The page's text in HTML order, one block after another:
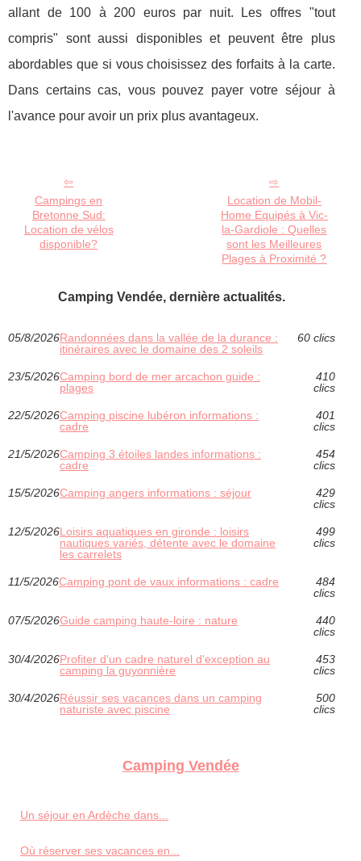
allant de 100 à 200 euros par nuit. Les offres "tout
compris" sont aussi disponibles et peuvent être plus
abordables que si vous choisissez des forfaits à la carte.
Dans certains cas, vous pouvez payer votre séjour à
l'avance pour avoir un prix plus avantageux.
Campings en
Bretonne Sud:
Location de vélos
disponible?
Location de Mobil-
Home Equipés à Vic-
la-Gardiole : Quelles
sont les Meilleures
Plages à Proximité ?
Camping Vendée, dernière actualités.
05/8/2026Randonnées dans la vallée de la durance :
itinéraires avec le domaine des 2 soleils
60 clics
23/5/2026Camping bord de mer arcachon guide :
plages
410
clics
22/5/2026Camping piscine lubéron informations :
cadre
401
clics
21/5/2026Camping 3 étoiles landes informations :
cadre
454
clics
15/5/2026Camping angers informations : séjour
429
clics
12/5/2026Loisirs aquatiques en gironde : loisirs
nautiques variés, détente avec le domaine
les carrelets
499
clics
11/5/2026Camping pont de vaux informations : cadre
484
clics
07/5/2026Guide camping haute-loire : nature
440
clics
30/4/2026Profiter d'un cadre naturel d'exception au
camping la guyonnière
453
clics
30/4/2026Réussir ses vacances dans un camping
naturiste avec piscine
500
clics
Camping Vendée
Un séjour en Ardèche dans...
Où réserver ses vacances en...